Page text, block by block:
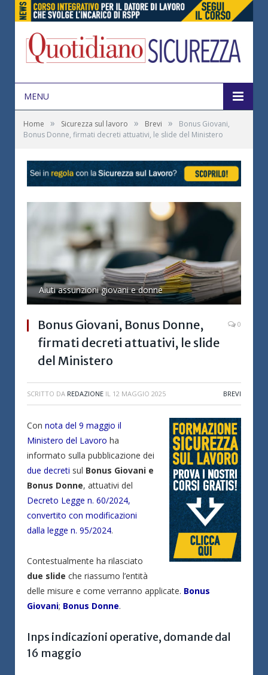
MENU
Home » Sicurezza sul lavoro » Brevi »
Bonus Giovani,
Bonus Donne, firmati decreti attuativi, le slide del Ministero
Aiuti assunzioni giovani e donne
Bonus Giovani, Bonus Donne,
firmati decreti attuativi, le slide
del Ministero
0
SCRITTO DA REDAZIONE IL 12 MAGGIO 2025 BREVI
Con nota del 9 maggio il
Ministero del Lavoro ha
informato sulla pubblicazione dei
due decreti sul Bonus Giovani e
Bonus Donne, attuativi del
Decreto Legge n. 60/2024,
convertito con modificazioni
dalla legge n. 95/2024.
Contestualmente ha rilasciato
due slide che riassumo l’entità
delle misure e come verranno applicate. Bonus
Giovani; Bonus Donne.
Inps indicazioni operative, domande dal
16 maggio